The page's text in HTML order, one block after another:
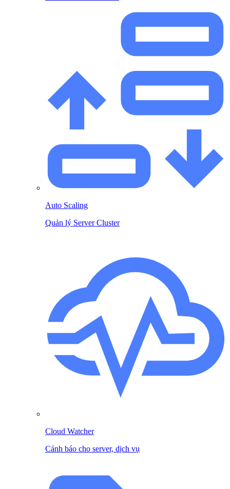
Auto Scaling
Quản lý Server Cluster
Cloud Watcher
Cảnh báo cho server, dịch vụ